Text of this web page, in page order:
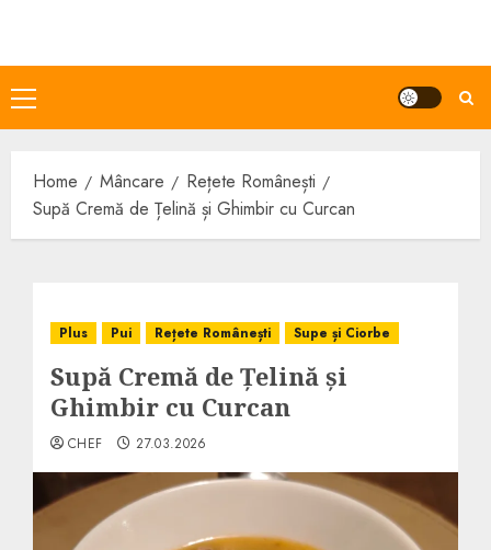
content
Primary
Menu
Home Mâncare
Rețete Românești
Supă Cremă de Țelină și Ghimbir cu Curcan
Plus Pui Rețete Românești Supe și Ciorbe
Supă Cremă de Țelină și
Ghimbir cu Curcan
CHEF 27.03.2026